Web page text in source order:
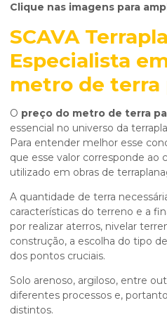
Clique nas imagens para
SCAVA
Especialista
metro de terra
O preço do metro de terra
essencial no universo da
Para entender melhor esse
que esse valor corresponde ao
utilizado em obras de
A quantidade de terra
características do terreno e a
por realizar aterros, nivelar
construção, a escolha do tipo
dos pontos cruciais.
Solo arenoso, argiloso, entre
diferentes processos e,
distintos.